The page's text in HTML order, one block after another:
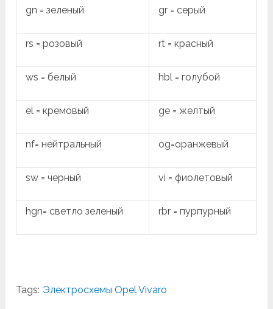
gn = зеленый gr = серый
rs = розовый rt = красный
ws = белый hbl = голубой
el = кремовый ge = желтый
nf= нейтральный og=оранжевый
sw = черный vi = фиолетовый
hgn= светло зеленый rbr = пурпурный
Tags: Электросхемы Opel Vivaro